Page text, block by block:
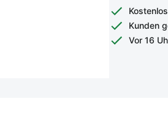
Kunden
Vor 16